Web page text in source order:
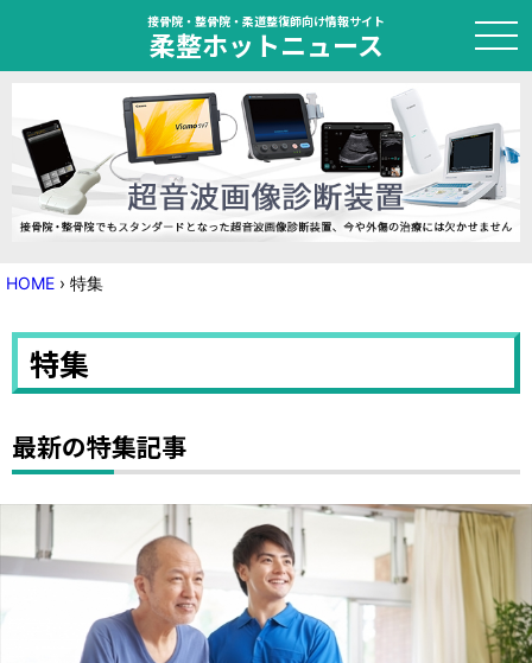
接骨院・整骨院・柔道整復師向け情報サイト
柔整ホットニュース
HOME
トピック
ニュース
特集
国家試験対策
学会・セミナー情報
お問い合わせ
HOME › 特集
特集
最新の特集記事